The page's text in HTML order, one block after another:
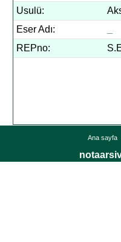
Usulü:
Eser Adı:
REPno:
Ana sayfa